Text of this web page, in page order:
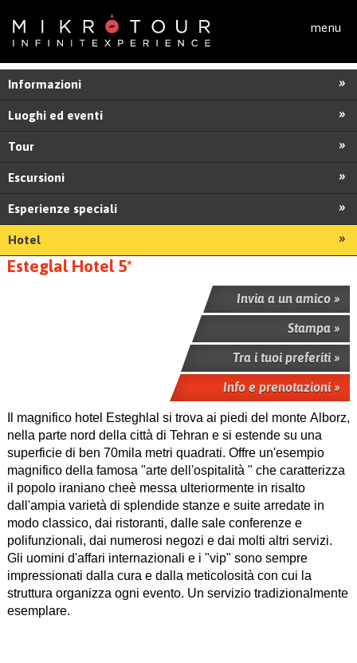
menu
Informazioni
Luoghi ed eventi
Tour
Escursioni
Esperienze speciali
Hotel
Esteglal Hotel 5*
Invia a un amico »
Stampa »
Tra i tuoi preferiti »
Info e prenotazioni »
Il magnifico hotel Esteghlal si trova ai piedi del monte Alborz,
nella parte nord della città di Tehran e si estende su una
superficie di ben 70mila metri quadrati. Offre un'esempio
magnifico della famosa "arte dell'ospitalità " che caratterizza
il popolo iraniano cheè messa ulteriormente in risalto
dall'ampia varietà di splendide stanze e suite arredate in
modo classico, dai ristoranti, dalle sale conferenze e
polifunzionali, dai numerosi negozi e dai molti altri servizi.
Gli uomini d'affari internazionali e i "vip" sono sempre
impressionati dalla cura e dalla meticolosità con cui la
struttura organizza ogni evento. Un servizio tradizionalmente
esemplare.